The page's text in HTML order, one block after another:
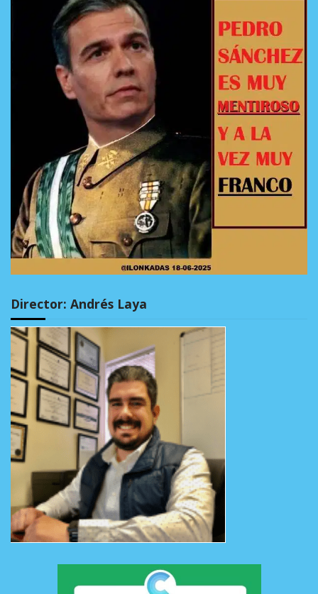
Director: Andrés Laya